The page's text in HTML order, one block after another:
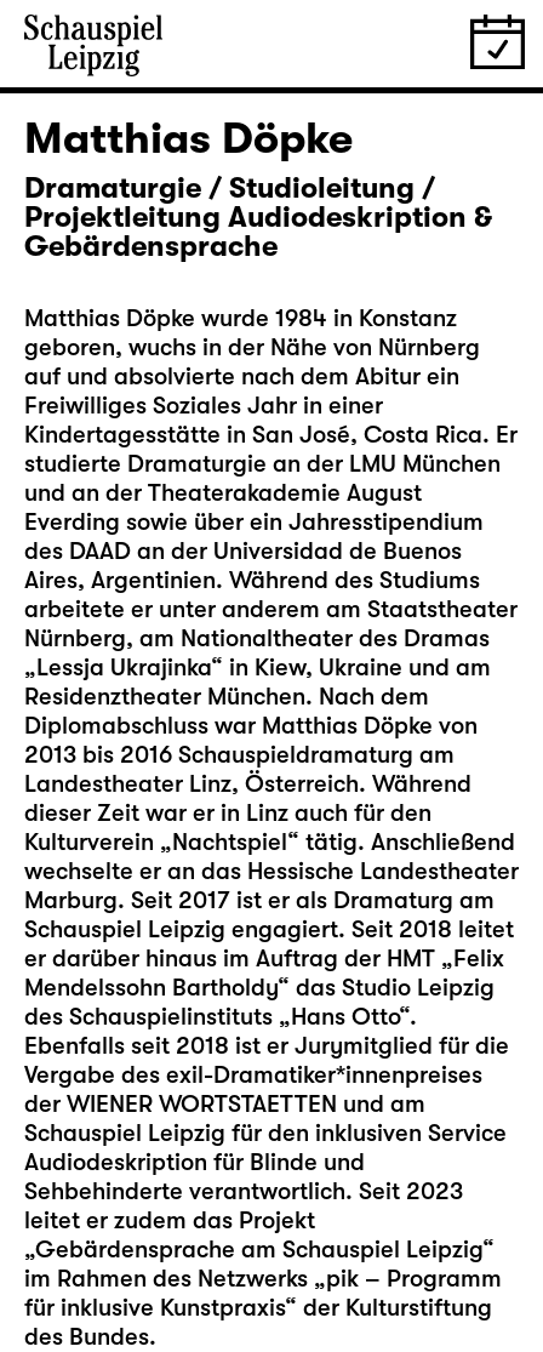
Matthias Döpke
Dramaturgie / Studioleitung /
Projektleitung Audiodeskription &
Gebärdensprache
Matthias Döpke wurde 1984 in Konstanz
geboren, wuchs in der Nähe von Nürnberg
auf und absolvierte nach dem Abitur ein
Freiwilliges Soziales Jahr in einer
Kindertagesstätte in San José, Costa Rica. Er
studierte Dramaturgie an der LMU München
und an der Theaterakademie August
Everding sowie über ein Jahresstipendium
des DAAD an der Universidad de Buenos
Aires, Argentinien. Während des Studiums
arbeitete er unter anderem am Staatstheater
Nürnberg, am Nationaltheater des Dramas
„Lessja Ukrajinka“ in Kiew, Ukraine und am
Residenztheater München. Nach dem
Diplomabschluss war Matthias Döpke von
2013 bis 2016 Schauspieldramaturg am
Landestheater Linz, Österreich. Während
dieser Zeit war er in Linz auch für den
Kulturverein „Nachtspiel“ tätig. Anschließend
wechselte er an das Hessische Landestheater
Marburg. Seit 2017 ist er als Dramaturg am
Schauspiel Leipzig engagiert. Seit 2018 leitet
er darüber hinaus im Auftrag der HMT „Felix
Mendelssohn Bartholdy“ das Studio Leipzig
des Schauspielinstituts „Hans Otto“.
Ebenfalls seit 2018 ist er Jurymitglied für die
Vergabe des exil-Dramatiker*innenpreises
der WIENER WORTSTAETTEN und am
Schauspiel Leipzig für den inklusiven Service
Audiodeskription für Blinde und
Sehbehinderte verantwortlich. Seit 2023
leitet er zudem das Projekt
„Gebärdensprache am Schauspiel Leipzig“
im Rahmen des Netzwerks „pik – Programm
für inklusive Kunstpraxis“ der Kulturstiftung
des Bundes.